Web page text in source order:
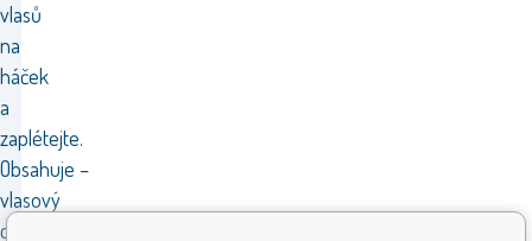
vlasů
na
háček
a
zaplétejte.
Obsahuje –
vlasový
cop,